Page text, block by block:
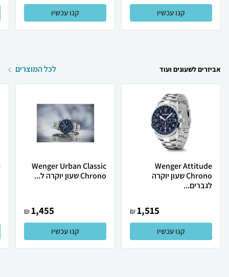
קנו עכשיו קנו עכשיו
אביזרים לשעונים ועוד לכל המוצרים
Wenger Attitude
Chrono שעון יוקרה
לגברים...
1,515
₪
קנו עכשיו
Wenger Urban Classic
Chrono שעון יוקרה ל...
1,455
₪
קנו עכשיו